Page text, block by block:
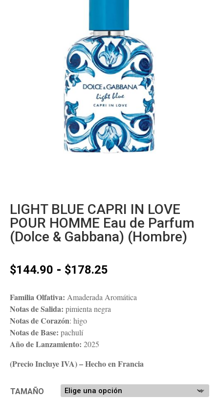
LIGHT BLUE CAPRI IN LOVE
POUR HOMME Eau de Parfum
(Dolce & Gabbana) (Hombre)
$144.90 - $178.25
precios:
desde
$144.90
Familia Olfativa: Amaderada Aromática
Notas de Salida: pimienta negra
Notas de Corazón: higo
Notas de Base: pachulí
Año de Lanzamiento: 2025
(Precio Incluye IVA) – Hecho en Francia
TAMAÑO